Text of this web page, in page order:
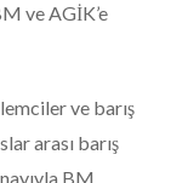
ve AGİK’e
ve barış
arası barış
BM